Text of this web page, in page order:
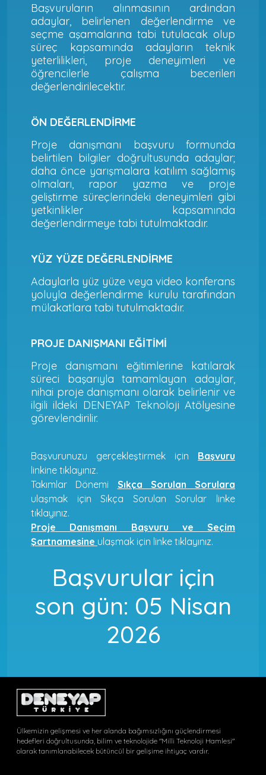
Başvuruların alınmasının ardından
adaylar, belirlenen değerlendirme ve
seçme aşamalarına tabi tutulacak olup
süreç kapsamında adayların teknik
yeterlilikleri, proje deneyimleri ve
öğrencilerle çalışma becerileri
değerlendirilecektir.
ÖN DEĞERLENDİRME
Proje danışmanı başvuru formunda
belirtilen bilgiler doğrultusunda adaylar;
daha önce yarışmalara katılım sağlamış
olmaları, rapor yazma ve proje
geliştirme süreçlerindeki deneyimleri gibi
yetkinlikler kapsamında
değerlendirmeye tabi tutulmaktadır.
YÜZ YÜZE DEĞERLENDİRME
Adaylarla yüz yüze veya video konferans
yoluyla değerlendirme kurulu tarafından
mülakatlara tabi tutulmaktadır.
PROJE DANIŞMANI EĞİTİMİ
Proje danışmanı eğitimlerine katılarak
süreci başarıyla tamamlayan adaylar,
nihai proje danışmanı olarak belirlenir ve
ilgili ildeki DENEYAP Teknoloji Atölyesine
görevlendirilir.
Başvurunuzu gerçekleştirmek için Başvuru
linkine tıklayınız.
Takımlar Dönemi Sıkça Sorulan Sorulara
ulaşmak için Sıkça Sorulan Sorular linke
tıklayınız.
Proje Danışmanı Başvuru ve Seçim
Şartnamesine ulaşmak için linke tıklayınız.
Başvurular için
son gün: 05 Nisan
2026
Ülkemizin gelişmesi ve her alanda bağımsızlığını güçlendirmesi
hedefleri doğrultusunda, bilim ve teknolojide "Milli Teknoloji Hamlesi"
olarak tanımlanabilecek bütüncül bir gelişime ihtiyaç vardır.